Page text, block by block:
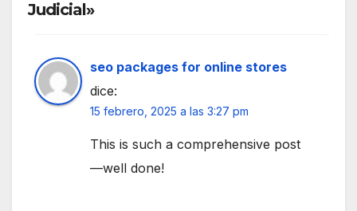
Judicial»
seo packages for online stores
dice:
15 febrero, 2025 a las 3:27 pm
This is such a comprehensive post
—well done!